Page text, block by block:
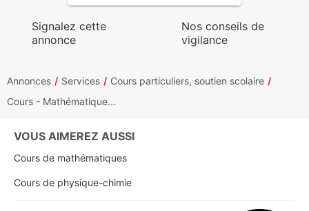
Signalez cette
annonce
Nos conseils de
vigilance
Annonces Services
Cours particuliers, soutien scolaire
Cours - Mathématique...
VOUS AIMEREZ AUSSI
Cours de mathématiques
Cours de physique-chimie